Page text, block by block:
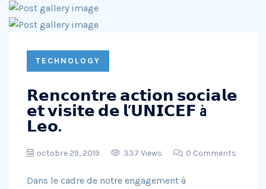
TECHNOLOGY
𝗥𝗲𝗻𝗰𝗼𝗻𝘁𝗿𝗲 𝗮𝗰𝘁𝗶𝗼𝗻 𝘀𝗼𝗰𝗶𝗮𝗹𝗲
𝗲𝘁 𝘃𝗶𝘀𝗶𝘁𝗲 𝗱𝗲 𝗹’𝗨𝗡𝗜𝗖𝗘𝗙 à
𝗟𝗲𝗼.
octobre 29, 2019 337 Views 0 Comments
Dans le cadre de notre engagement à